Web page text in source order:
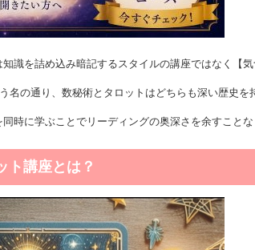
識を詰め込み暗記するスタイルの講座ではなく【
名の通り、数秘術とタロットはどちらも深い歴史を
時に学ぶことでリーディングの奥深さを余すこと
ト講座とは？